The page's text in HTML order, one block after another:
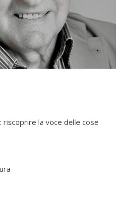
la voce delle cose